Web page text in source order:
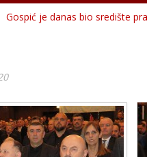
Gospić je danas bio središte